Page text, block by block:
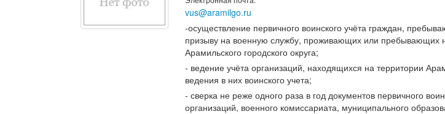
vus@aramilgo.ru
-осуществление первичного воинского учёта граждан,
призыву на военную службу, проживающих или пребывающих
Арамильского городского округа;
- ведение учёта организаций, находящихся на территории
ведения в них воинского учета;
- сверка не реже одного раза в год документов первичного
организаций, военного комиссариата, муниципального